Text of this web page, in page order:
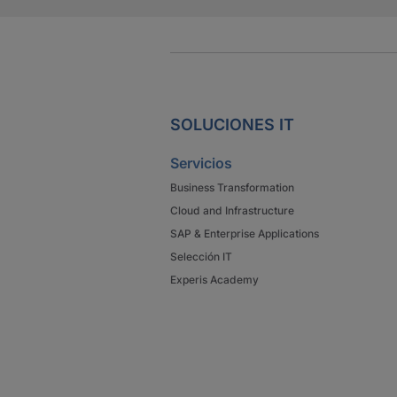
SOLUCIONES IT
Servicios
Business Transformation
Cloud and Infrastructure
SAP & Enterprise Applications
Selección IT
Experis Academy